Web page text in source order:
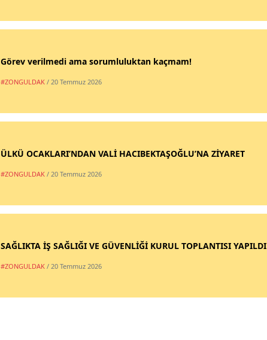
Görev verilmedi ama sorumluluktan kaçmam!
#ZONGULDAK / 20 Temmuz 2026
ÜLKÜ OCAKLARI’NDAN VALİ HACIBEKTAŞOĞLU’NA ZİYARET
#ZONGULDAK / 20 Temmuz 2026
SAĞLIKTA İŞ SAĞLIĞI VE GÜVENLİĞİ KURUL TOPLANTISI YAPILDI
#ZONGULDAK / 20 Temmuz 2026